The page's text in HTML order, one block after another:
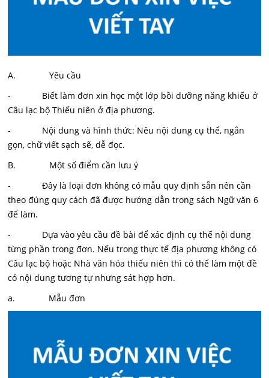
A. Yêu cầu
- Biết làm đơn xin học một lớp bồi dưỡng năng khiếu ở
Câu lạc bộ Thiếu niên ở địa phương.
- Nội dung và hình thức: Nêu nội dung cụ thể, ngắn
gọn, chữ viết sạch sẽ, dễ đọc.
B. Một số điểm cần lưu ý
- Đây là loại đơn không có mẫu quy định sẵn nên cần
theo đúng quy cách đã được hướng dẫn trong sách Ngữ văn 6
để làm.
- Dựa vào yêu cầu đề bài để xác định cụ thế nội dung
từng phần trong đơn. Nếu trong thực tế địa phương không có
Câu lạc bộ hoặc Nhà văn hóa thiếu niên thì có thể làm một đề
có nội dung tương tự nhưng sát hợp hơn.
a. Mẫu đơn